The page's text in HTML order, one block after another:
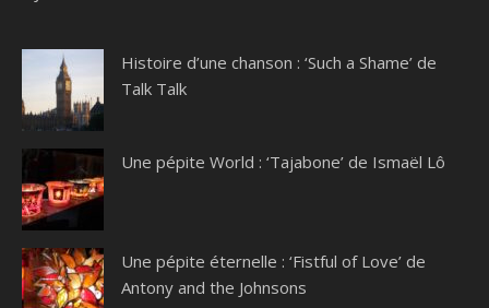
Histoire d’une chanson : ‘Such a Shame’ de
Talk Talk
Une pépite World : ‘Tajabone’ de Ismaël Lô
Une pépite éternelle : ‘Fistful of Love’ de
Antony and the Johnsons